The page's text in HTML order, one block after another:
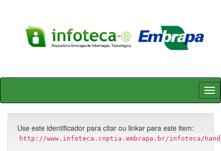
Skip
Use este identificador para citar ou linkar para este item:
http://www.infoteca.cnptia.embrapa.br/infoteca/